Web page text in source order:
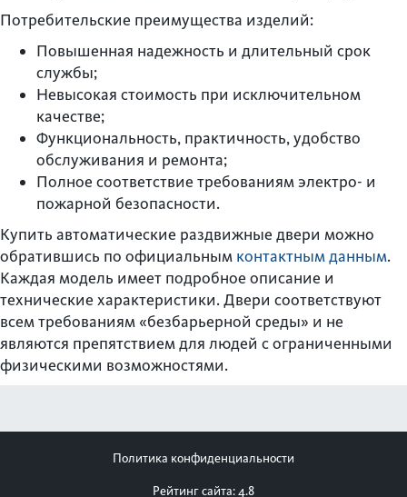
Потребительские преимущества изделий:
Повышенная надежность и длительный срок
службы;
Невысокая стоимость при исключительном
качестве;
Функциональность, практичность, удобство
обслуживания и ремонта;
Полное соответствие требованиям электро- и
пожарной безопасности.
Купить автоматические раздвижные двери можно
обратившись по официальным контактным данным.
Каждая модель имеет подробное описание и
технические характеристики. Двери соответствуют
всем требованиям «безбарьерной среды» и не
являются препятствием для людей с ограниченными
физическими возможностями.
Политика конфиденциальности
Рейтинг сайта: 4.8